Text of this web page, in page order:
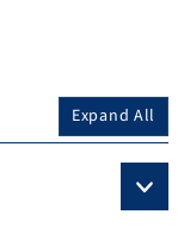
Expand All